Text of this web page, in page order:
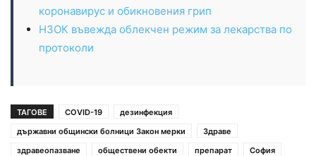
коронавирус и обикновения грип
НЗОК въвежда облекчен режим за лекарства по
протоколи
ТАГОВЕ COVID-19
дезинфекция
държавни общински болници Закон мерки
Здраве
здравеопазване
обществени обекти препарат
София